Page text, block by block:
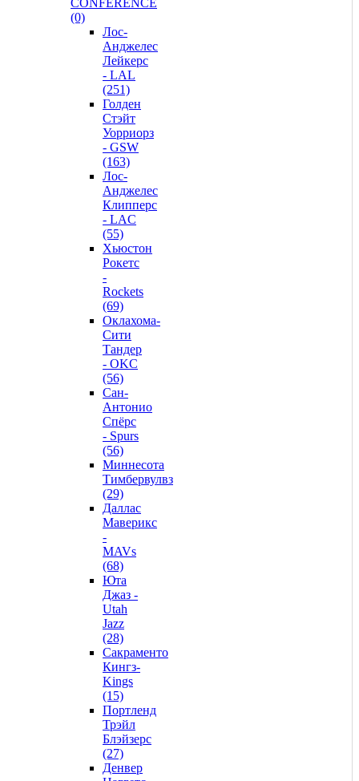
(0)
Лос-
Анджелес
Лейкерс
- LAL
(251)
Голден
Стэйт
Уорриорз
- GSW
(163)
Лос-
Анджелес
Клипперс
- LAC
(55)
Хьюстон
Рокетс
-
Rockets
(69)
Оклахома-
Сити
Тандер
- OKC
(56)
Сан-
Антонио
Спёрс
- Spurs
(56)
Миннесота
Тимбервулвз
(29)
Даллас
Маверикс
-
MAVs
(68)
Юта
Джаз -
Utah
Jazz
(28)
Сакраменто
Кингз-
Kings
(15)
Портленд
Трэйл
Блэйзерс
(27)
Денвер